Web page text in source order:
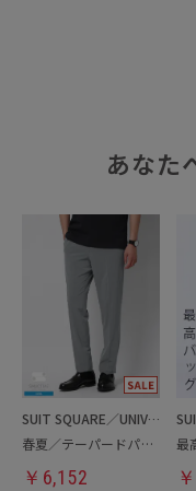
あなた
SUIT SQUARE／UNIVERSAL LANGUAGE
春夏／テーパードパンツ
￥ 6,152 ￥